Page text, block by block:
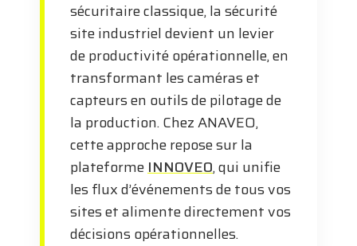
sécuritaire classique, la sécurité
site industriel devient un levier
de productivité opérationnelle, en
transformant les caméras et
capteurs en outils de pilotage de
la production. Chez ANAVEO,
cette approche repose sur la
plateformeINNOVEO, qui unifie
les flux d’événements de tous vos
sites et alimente directement vos
décisions opérationnelles.